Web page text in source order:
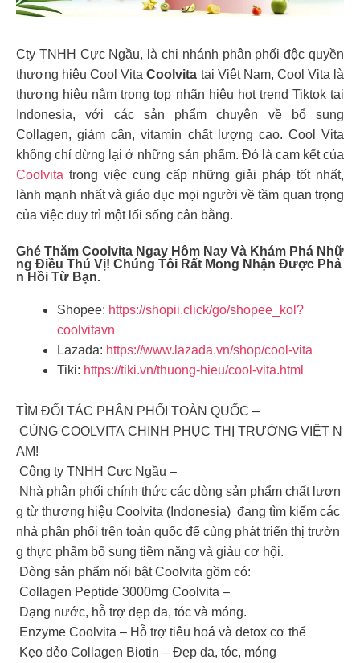
Cty TNHH Cực Ngầu, là chi nhánh phân phối độc quyền
thương hiệu Cool VitaCoolvita tại Việt Nam, Cool Vita là
thương hiệu nằm trong top nhãn hiệu hot trend Tiktok tại
Indonesia, với các sản phẩm chuyên về bổ sung
Collagen, giảm cân, vitamin chất lượng cao. Cool Vita
không chỉ dừng lại ở những sản phẩm. Đó là cam kết của
Coolvita trong việc cung cấp những giải pháp tốt nhất,
lành mạnh nhất và giáo dục mọi người về tầm quan trọng
của việc duy trì một lối sống cân bằng.
Ghé Thăm Coolvita Ngay Hôm Nay Và Khám Phá Nhữ
Ng Điều Thú Vị! Chúng Tôi Rất Mong Nhận Được Phả
N Hồi Từ Bạn.
Shopee: https://shopii.click/go/shopee_kol?
coolvitavn
Lazada: https://www.lazada.vn/shop/cool-vita
Tiki: https://tiki.vn/thuong-hieu/cool-vita.html
TÌM ĐỐI TÁC PHÂN PHỐI TOÀN QUỐC –
CÙNG COOLVITA CHINH PHỤC THỊ TRƯỜNG VIỆT N
AM!
Công ty TNHH Cực Ngầu –
Nhà phân phối chính thức các dòng sản phẩm chất lượn
g từ thương hiệu Coolvita (Indonesia) đang tìm kiếm các
nhà phân phối trên toàn quốc để cùng phát triển thị trườn
g thực phẩm bổ sung tiềm năng và giàu cơ hội.
Dòng sản phẩm nổi bật Coolvita gồm có:
Collagen Peptide 3000mg Coolvita –
Dạng nước, hỗ trợ đẹp da, tóc và móng.
Enzyme Coolvita – Hỗ trợ tiêu hoá và detox cơ thể
Kẹo dẻo Collagen Biotin – Đẹp da, tóc, móng